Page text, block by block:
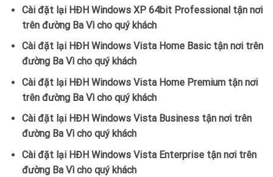
Cài đặt lại HĐH Windows XP 64bit Professional tận nơi
trên đường Ba Vì cho quý khách
Cài đặt lại HĐH Windows Vista Home Basic tận nơi trên
đường Ba Vì cho quý khách
Cài đặt lại HĐH Windows Vista Home Premium tận nơi
trên đường Ba Vì cho quý khách
Cài đặt lại HĐH Windows Vista Business tận nơi trên
đường Ba Vì cho quý khách
Cài đặt lại HĐH Windows Vista Enterprise tận nơi trên
đường Ba Vì cho quý khách